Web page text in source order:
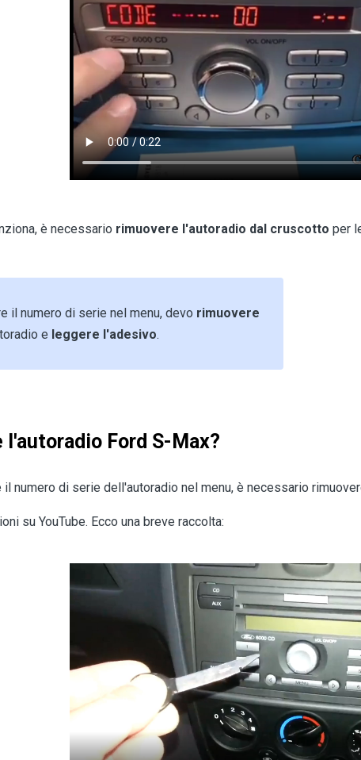
è necessario rimuovere l'autoradio dal cruscotto per
il numero di serie nel menu, devo rimuovere
e leggere l'adesivo.
l'autoradio Ford S-Max?
numero di serie dell'autoradio nel menu, è necessario
su YouTube. Ecco una breve raccolta: